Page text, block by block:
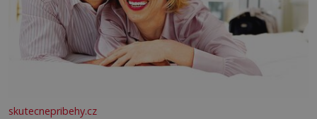
skutecnepribehy.cz